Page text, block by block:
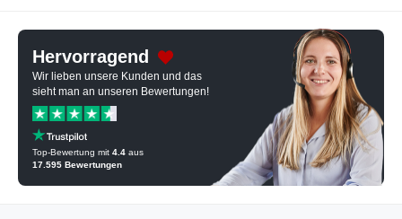
Hervorragend
Wir lieben unsere Kunden und das
sieht man an unseren Bewertungen!
Top-Bewertung mit 4.4 aus
17.595 Bewertungen